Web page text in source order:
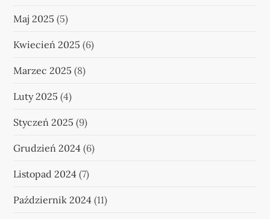
Maj 2025 (5)
Kwiecień 2025 (6)
Marzec 2025 (8)
Luty 2025 (4)
Styczeń 2025 (9)
Grudzień 2024 (6)
Listopad 2024 (7)
Październik 2024 (11)